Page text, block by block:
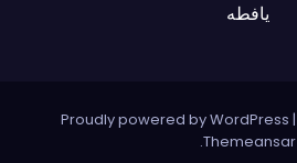
يافطه
Proudly powered by WordPress |
Themeansar
.